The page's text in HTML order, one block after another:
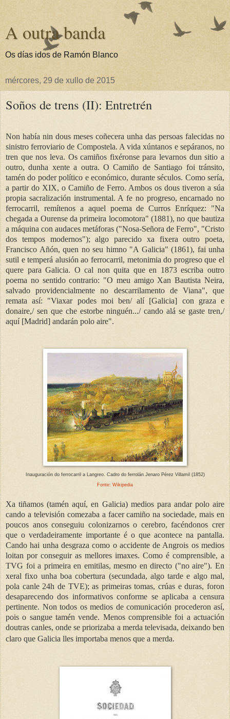
A outra banda
Os días idos de Ramón Blanco
mércores, 29 de xullo de 2015
Soños de trens (II): Entretrén
Non había nin dous meses coñecera unha das persoas falecidas no
sinistro ferroviario de Compostela. A vida xúntanos e sepáranos, no
tren que nos leva. Os camiños fixéronse para levarnos dun sitio a
outro, dunha xente a outra. O Camiño de Santiago foi tránsito,
tamén do poder político e económico, durante séculos. Como sería,
a partir do XIX, o Camiño de Ferro. Ambos os dous tiveron a súa
propia sacralización instrumental. A fe no progreso, encarnado no
ferrocarril, remítenos a aquel poema de Curros Enríquez: "Na
chegada a Ourense da primeira locomotora" (1881), no que bautiza
a máquina con audaces metáforas ("Nosa-Señora de Ferro", "Cristo
dos tempos modernos"); algo parecido xa fixera outro poeta,
Francisco Añón, quen no seu himno "A Galicia" (1861), fai unha
sutil e temperá alusión ao ferrocarril, metonimia do progreso que el
quere para Galicia. O cal non quita que en 1873 escriba outro
poema no sentido contrario: "O meu amigo Xan Bautista Neira,
salvado providencialmente no descarrilamento de Viana", que
remata así: "Viaxar podes moi ben/ alí [Galicia] con graza e
donaire,/ sen que che estorbe ninguén.../ cando alá se gaste tren,/
aquí [Madrid] andarán polo aire".
Inauguración do ferrocarril a Langreo. Cadro do ferrolán Jenaro Pérez Villamil (1852)
Fonte: Wikipedia
Xa tiñamos (tamén aquí, en Galicia) medios para andar polo aire
cando a televisión comezaba a facer camiño na sociedade, mais en
poucos anos conseguiu colonizarnos o cerebro, facéndonos crer
que o verdadeiramente importante é o que acontece na pantalla.
Cando hai unha desgraza como o accidente de Angrois os medios
loitan por conseguir as mellores imaxes. Como é comprensible, a
TVG foi a primeira en emitilas, mesmo en directo ("no aire"). En
xeral fixo unha boa cobertura (secundada, algo tarde e algo mal,
pola canle 24h de TVE); as primeiras tomas, crúas e duras, foron
desaparecendo dos informativos conforme se aplicaba a censura
pertinente. Non todos os medios de comunicación procederon así,
pois o sangue tamén vende. Menos comprensible foi a actuación
doutras canles, onde se priorizaba a merda televisada, deixando ben
claro que Galicia lles importaba menos que a merda.